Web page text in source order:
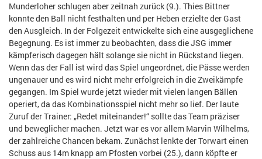
Munderloher schlugen aber zeitnah zurück (9.). Thies Bittner
konnte den Ball nicht festhalten und per Heben erzielte der Gast
den Ausgleich. In der Folgezeit entwickelte sich eine ausgeglichene
Begegnung. Es ist immer zu beobachten, dass die JSG immer
kämpferisch dagegen hält solange sie nicht in Rückstand liegen.
Wenn das der Fall ist wird das Spiel ungeordnet,die Pässe werden
ungenauer und es wird nicht mehr erfolgreich in die Zweikämpfe
gegangen. Im Spiel wurde jetzt wieder mit vielen langen Bällen
operiert, da das Kombinationsspiel nicht mehr so lief. Der laute
Zuruf der Trainer: „Redet miteinander!“ sollte das Team präziser
und beweglicher machen. Jetzt war es vor allem Marvin Wilhelms,
der zahlreiche Chancen bekam. Zunächst lenkte der Torwart einen
Schuss aus 14m knapp am Pfosten vorbei (25.), dann köpfte er